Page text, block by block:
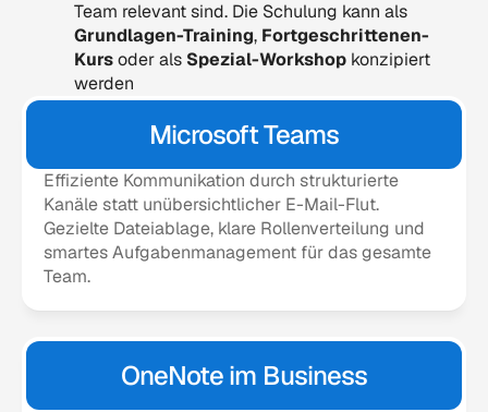
Grundlagen-Training, Fortgeschrittenen-
Kurs oder als Spezial-Workshop konzipiert
werden
Microsoft Teams
Effiziente Kommunikation durch strukturierte
Kanäle statt unübersichtlicher E-Mail-Flut.
Gezielte Dateiablage, klare Rollenverteilung und
smartes Aufgabenmanagement für das gesamte
Team.
OneNote im Business